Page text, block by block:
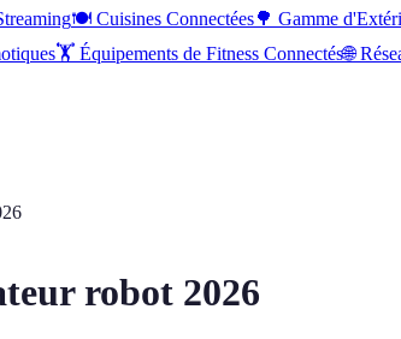
🍽️ Cuisines Connectées🌳 Gamme
🏋️ Équipements de Fitness Connectés🌐
robot 2026